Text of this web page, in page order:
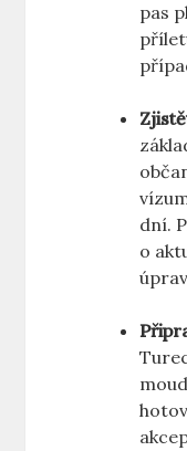
pas
dní.
o